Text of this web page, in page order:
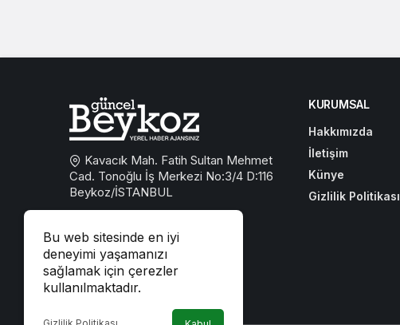
Bu web sitesinde en iyi
deneyimi yaşamanızı
sağlamak için çerezler
kullanılmaktadır.
Kavacık Mah. Fatih Sultan Mehmet
Cad. Tonoğlu İş Merkezi No:3/4 D:116
Beykoz/İSTANBUL
beykozguncel@gmail.com
iletisim@beykozguncel.com
KURUMSAL
Hakkımızda
İletişim
Künye
Gizlilik Politikası